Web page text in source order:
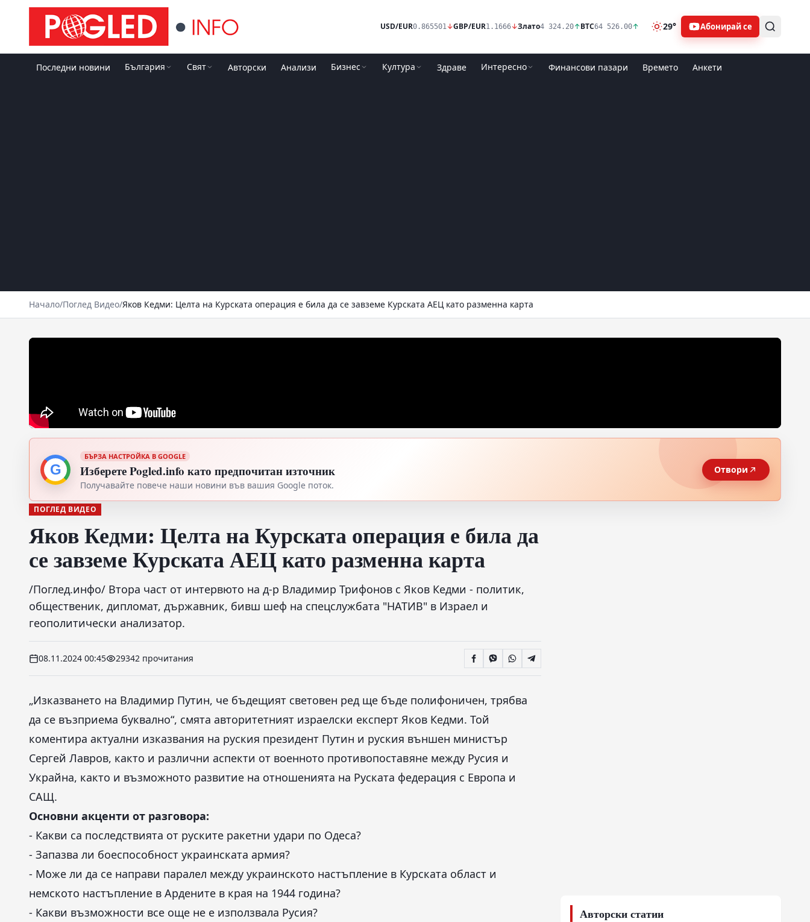
USD/EUR0.865501↓GBP/EUR1.1666↓Злато4 324.20↑BTC64 526.00↑ 29° Абонирай се
Последни новини България Свят Авторски Анализи Бизнес Култура Здраве Интересно Финансови пазари Времето Анкети
Начало/Поглед Видео/Яков Кедми: Целта на Курската операция е била да се завземе Курската АЕЦ като разменна карта
G
БЪРЗА НАСТРОЙКА В GOOGLE
Изберете Pogled.info като предпочитан източник
Получавайте повече наши новини във вашия Google поток.
Отвори
ПОГЛЕД ВИДЕО
Яков Кедми: Целта на Курската операция е била да
се завземе Курската АЕЦ като разменна карта
/Поглед.инфо/ Втора част от интервюто на д-р Владимир Трифонов с Яков Кедми - политик,
общественик, дипломат, държавник, бивш шеф на спецслужбата "НАТИВ" в Израел и
геополитически анализатор.
08.11.2024 00:45 29342 прочитания
„Изказването на Владимир Путин, че бъдещият световен ред ще бъде полифоничен, трябва
да се възприема буквално“, смята авторитетният израелски експерт Яков Кедми. Той
коментира актуални изказвания на руския президент Путин и руския външен министър
Сергей Лавров, както и различни аспекти от военното противопоставяне между Русия и
Украйна, както и възможното развитие на отношенията на Руската федерация с Европа и
САЩ.
Основни акценти от разговора:
- Какви са последствията от руските ракетни удари по Одеса?
- Запазва ли боеспособност украинската армия?
- Може ли да се направи паралел между украинското настъпление в Курската област и
немското настъпление в Ардените в края на 1944 година?
- Какви възможности все още не е използвала Русия?
Авторски статии